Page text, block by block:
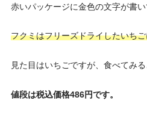
赤いパッケージに金色の文字が書
フクミはフリーズドライしたいち
見た目はいちごですが、食べてみ
値段は税込価格486円です。